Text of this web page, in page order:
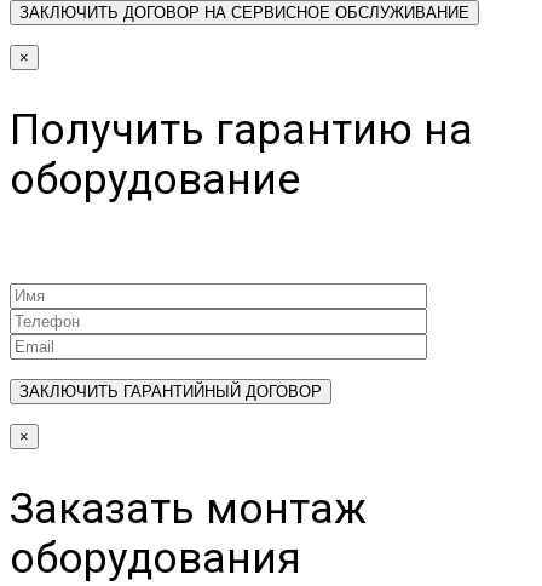
×
Получить гарантию на
оборудование
×
Заказать монтаж
оборудования